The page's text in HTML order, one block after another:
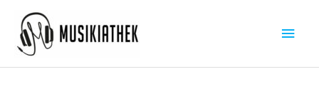
Inhalt
springen